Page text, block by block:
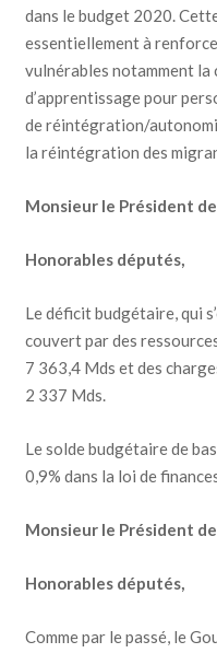
dans le budget 2020.
essentiellement à
vulnérables notamment
d’apprentissage pour
de réintégration/
la réintégration des
Monsieur le Président
Honorables députés,
Le déficit budgétaire, qui
couvert par des
7 363,4 Mds et des
2 337 Mds.
Le solde budgétaire de
0,9% dans la loi de
Monsieur le Président
Honorables députés,
Comme par le passé, le